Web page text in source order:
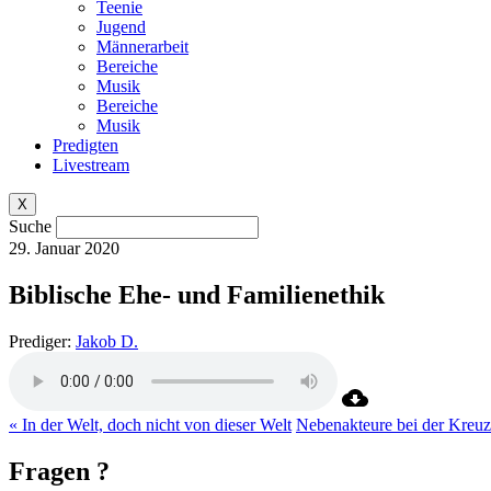
Teenie
Jugend
Männerarbeit
Bereiche
Musik
Bereiche
Musik
Predigten
Livestream
X
Suche
29. Januar 2020
Biblische Ehe- und Familienethik
Prediger: Jakob D.
« In der Welt, doch nicht von dieser Welt Nebenakteure bei der
Fragen ?